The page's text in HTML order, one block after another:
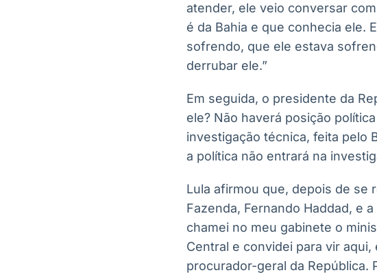
atender, ele veio conversar
é da Bahia e que conhecia ele.
sofrendo, que ele estava
derrubar ele.”
Em seguida, o presidente da
ele? Não haverá posição
investigação técnica, feita pelo
a política não entrará na
Lula afirmou que, depois de se
Fazenda, Fernando Haddad, e
chamei no meu gabinete o
Central e convidei para vir
procurador-geral da República.